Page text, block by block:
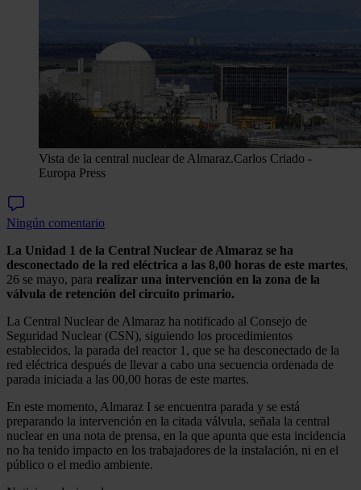
Vista de la central nuclear de Almaraz.Carlos Criado -
Europa Press
Ningún comentario
La Unidad 1 de la Central Nuclear de Almaraz se ha
desconectado de la red eléctrica a las 8,00 horas de este martes,
26 se mayo, para realizar una intervención en la zona de la
válvula de retención del circuito primario.
La Central Nuclear de Almaraz ha notificado al Consejo de
Seguridad Nuclear (CSN), siguiendo los procedimientos
establecidos, la parada del reactor 1, que se ha desconectado de la
red eléctrica después de llevar a cabo una secuencia ordenada de
parada iniciada a las 00,00 horas de este martes.
En este momento, Almaraz I se encuentra parada y se está
preparando la intervención en la citada válvula, señala la central
nuclear en una nota de prensa, en la que apunta que esta incidencia
no ha tenido impacto en los trabajadores de la instalación, ni en el
público o el medio ambiente.